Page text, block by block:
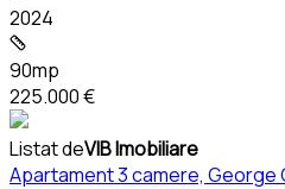
2024
90mp
225.000 €
Listat deVIB Imobiliare
Apartament 3 camere, George